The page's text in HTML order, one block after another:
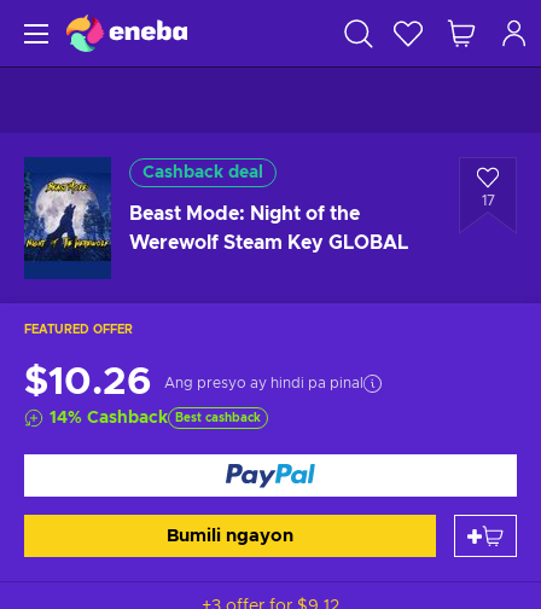
Cashback deal
Beast Mode: Night of the
Werewolf Steam Key GLOBAL
17
FEATURED OFFER
$10.26 Ang presyo ay hindi pa pinal
14% Cashback Best cashback
Bumili ngayon